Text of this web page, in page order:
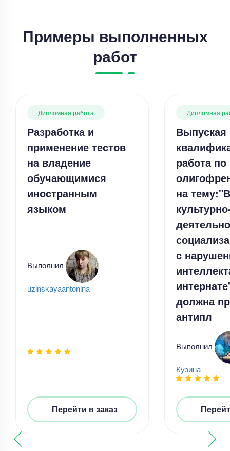
Примеры выполненных
работ
Дипломная работа
Разработка и
применение тестов
на владение
обучающимися
иностранным
языком
Выполнил
uzinskayaantonina
Перейти в заказ
Дипломная
Выпуская
работа по
на
с
должна
антипл
Выполнил
Кузина
Лингвистический, дидактический и
технологический аспекты создания
мультимодального ресурса для
совершенствования навыков чтения на
английском языке у школьников